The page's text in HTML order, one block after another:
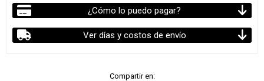
¿Cómo lo puedo pagar?
Ver días y costos de envío
Compartir en: